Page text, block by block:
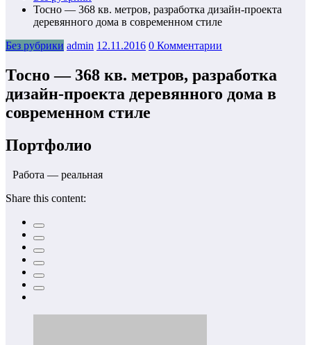
Тосно — 368 кв. метров, разработка дизайн-проекта
деревянного дома в современном стиле
Без рубрики admin 12.11.2016 0 Комментарии
Тосно — 368 кв. метров, разработка
дизайн-проекта деревянного дома в
современном стиле
Портфолио
Работа — реальная
Share this content: